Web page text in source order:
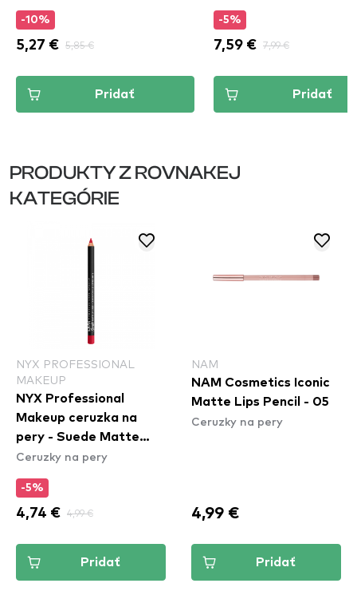
-10%
5,27 € 5,85 €
Pridať
-5%
7,59 € 7,99 €
Pridať
PRODUKTY Z ROVNAKEJ
KATEGÓRIE
NYX PROFESSIONAL
MAKEUP
NYX Professional
Makeup ceruzka na
pery - Suede Matte
Lipliner - Spicy
Ceruzky na pery
-5%
4,74 € 4,99 €
Pridať
NAM
NAM Cosmetics Iconic
Matte Lips Pencil - 05
Ceruzky na pery
4,99 €
Pridať